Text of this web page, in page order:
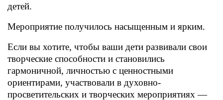
детей.
Мероприятие получилось насыщенным и ярким.
Если вы хотите, чтобы ваши дети развивали свои
творческие способности и становились
гармоничной, личностью с ценностными
ориентирами, участвовали в духовно-
просветительских и творческих мероприятиях —